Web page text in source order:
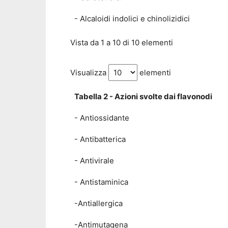
- Alcaloidi indolici e chinolizidici
Vista da 1 a 10 di 10 elementi
Visualizza elementi
Tabella 2 - Azioni svolte dai flavonodi
- Antiossidante
- Antibatterica
- Antivirale
- Antistaminica
-Antiallergica
-Antimutagena